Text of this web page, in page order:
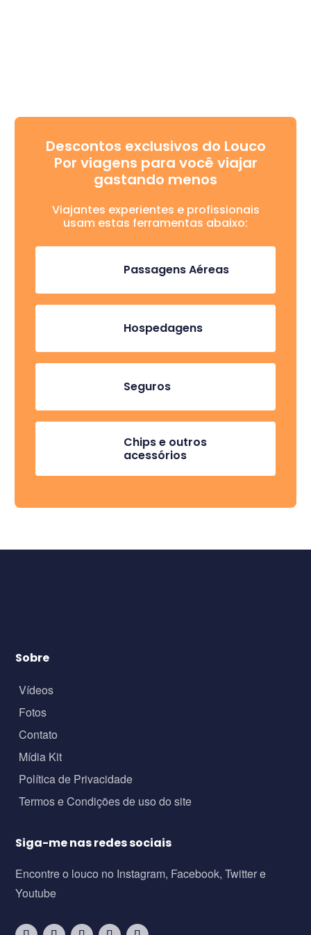
Descontos exclusivos do Louco
Por viagens para você viajar
gastando menos
Viajantes experientes e profissionais
usam estas ferramentas abaixo:
Passagens Aéreas
Hospedagens
Seguros
Chips e outros
acessórios
Sobre
Vídeos
Fotos
Contato
Mídia Kit
Política de Privacidade
Termos e Condições de uso do site
Siga-me nas redes sociais
Encontre o louco no Instagram, Facebook, Twitter e
Youtube